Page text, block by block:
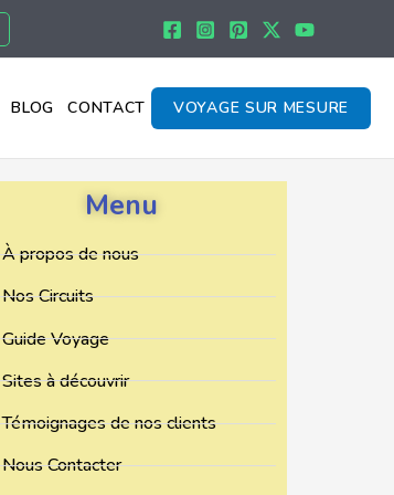
BLOG CONTACT VOYAGE SUR MESURE
Menu
À propos de nous
Nos Circuits
Guide Voyage
Sites à découvrir
Témoignages de nos clients
Nous Contacter